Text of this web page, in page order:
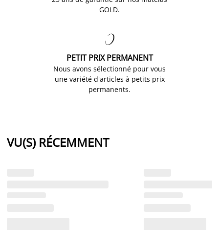
GOLD.

PETIT PRIX PERMANENT
Nous avons sélectionné pour vous
une variété d'articles à petits prix
permanents.
VU(S) RÉCEMMENT